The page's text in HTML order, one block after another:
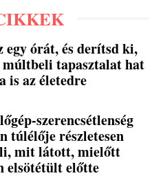
egy órát, és derítsd ki,
tapasztalat hat
is az életedre
szerencsétlenség
túlélője részletesen
mit látott, mielőtt
elsötétült előtte